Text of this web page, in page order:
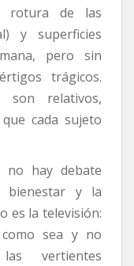
rotura de las
y superficies
pero sin
trágicos.
son relativos,
cada sujeto
no hay debate
bienestar y la
es la televisión:
sea y no
las vertientes